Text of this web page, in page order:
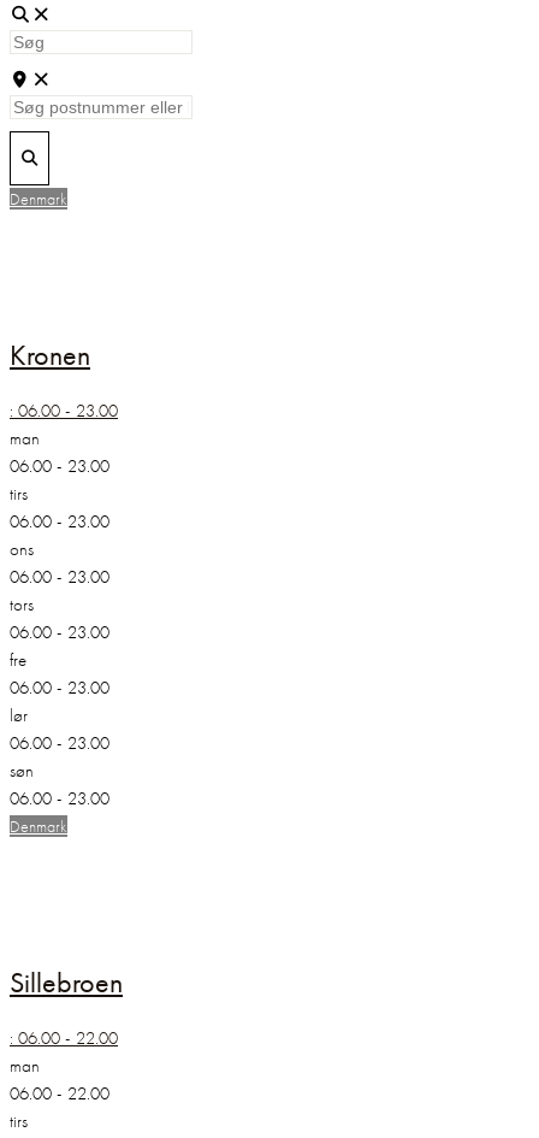
Søg
Søg
postnummer
eller
by
Denmark
Kronen
: 06.00 - 23.00
man
06.00 - 23.00
tirs
06.00 - 23.00
ons
06.00 - 23.00
tors
06.00 - 23.00
fre
06.00 - 23.00
lør
06.00 - 23.00
søn
06.00 - 23.00
Denmark
Sillebroen
: 06.00 - 22.00
man
06.00 - 22.00
tirs